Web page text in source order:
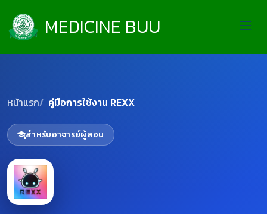
MEDICINE BUU
หน้าแรก คู่มือการใช้งาน REXX
สำหรับอาจารย์ผู้สอน